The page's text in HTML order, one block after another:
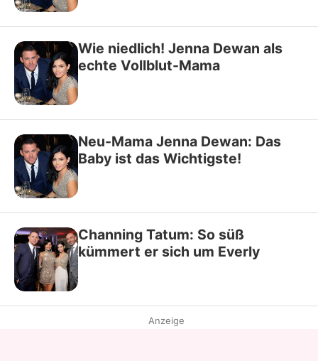
Wie niedlich! Jenna Dewan als
echte Vollblut-Mama
Neu-Mama Jenna Dewan: Das
Baby ist das Wichtigste!
Channing Tatum: So süß
kümmert er sich um Everly
Anzeige